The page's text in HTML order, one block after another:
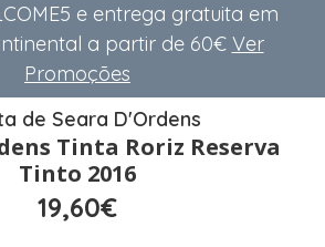
e entrega gratuita em
a partir de 60€ Ver
Promoções
de Seara D'Ordens
Tinta Roriz Reserva
Tinto 2016
19,60€